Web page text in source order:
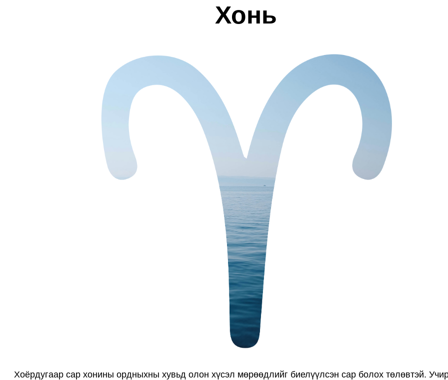
Хонь
Хоёрдугаар сар хонины ордныхны хувьд олон хүсэл мөрөөдлийг биелүүлсэн сар болох төлөвтэй.